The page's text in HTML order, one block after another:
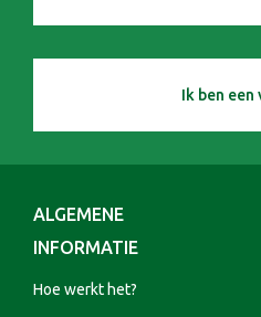
Ik ben een
ALGEMENE
INFORMATIE
Hoe werkt het?